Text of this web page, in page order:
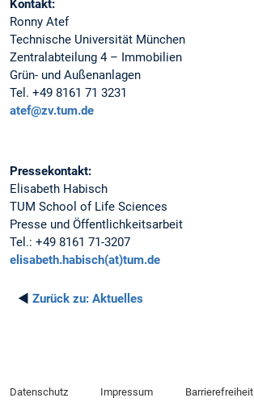
Kontakt:
Ronny Atef
Technische Universität München
Zentralabteilung 4 – Immobilien
Grün- und Außenanlagen
Tel. +49 8161 71 3231
atef@zv.tum.de
Pressekontakt:
Elisabeth Habisch
TUM School of Life Sciences
Presse und Öffentlichkeitsarbeit
Tel.: +49 8161 71-3207
elisabeth.habisch(at)tum.de
◄ Zurück zu: Aktuelles
Datenschutz Impressum Barrierefreiheit